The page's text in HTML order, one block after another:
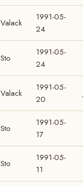
Valack
1991-05-
24
Sto
1991-05-
24
Valack
1991-05-
20
Sto
1991-05-
17
Sto
1991-05-
11